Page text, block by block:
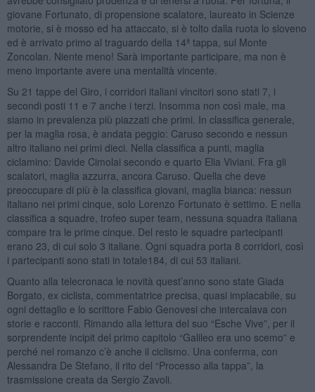
giovane Fortunato, di propensione scalatore, laureato in Scienze
motorie, si è mosso ed ha attaccato, si è tolto dalla ruota lo sloveno
ed è arrivato primo al traguardo della 14ª tappa, sul Monte
Zoncolan. Niente meno! Sarà importante participare, ma non è
meno importante avere una mentalità vincente.
Su 21 tappe del Giro, i corridori italiani vincitori sono stati 7, i
secondi posti 11 e 7 anche i terzi. Insomma non così male, ma
siamo in prevalenza più piazzati che primi. In classifica generale,
per la maglia rosa, è andata peggio: Caruso secondo e nessun
altro italiano nei primi dieci. Nella classifica a punti, maglia
ciclamino: Davide Cimolai secondo e quarto Elia Viviani. Fra gli
scalatori, maglia azzurra, ancora Caruso. Quella che deve
preoccupare di più è la classifica giovani, maglia bianca: nessun
italiano nei primi cinque, solo Lorenzo Fortunato è settimo. E nella
classifica a squadre, trofeo super team, nessuna squadra italiana
compare tra le prime cinque. Del resto le squadre partecipanti
erano 23, di cui solo 3 italiane. Ogni squadra porta 8 corridori, così
i partecipanti sono stati in totale184, di cui 53 italiani.
Quanto alla telecronaca le novità quest’anno sono state Giada
Borgato, ex ciclista, commentatrice precisa, quasi implacabile, su
ogni dettaglio e lo scrittore Fabio Genovesi che intercalava con
storie e racconti. Rimando alla lettura del suo “Esche Vive”, per il
sorprendente incipit del primo capitolo “Galileo era uno scemo” e
perché nel romanzo c’è anche il ciclismo. Una conferma, con
Alessandra De Stefano, il rito del “Processo alla tappa”, la
trasmissione creata da Sergio Zavoli.